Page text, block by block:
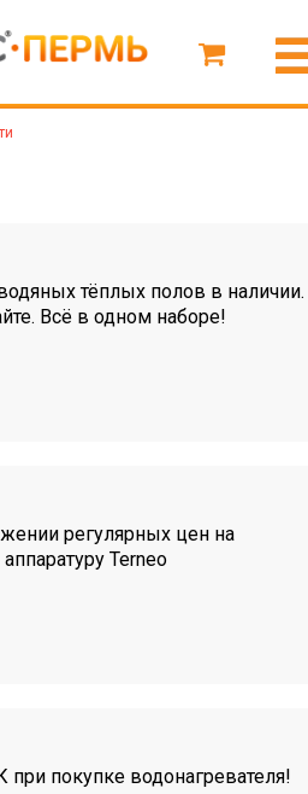
тёплых полов в наличии.
Всё в одном наборе!
регулярных цен на
Terneo
покупке водонагревателя!